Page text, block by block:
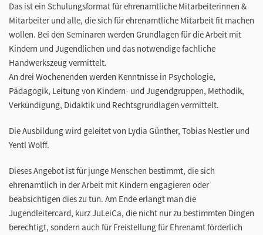
Das ist ein Schulungsformat für ehrenamtliche Mitarbeiterinnen &
Mitarbeiter und alle, die sich für ehrenamtliche Mitarbeit fit machen
wollen. Bei den Seminaren werden Grundlagen für die Arbeit mit
Kindern und Jugendlichen und das notwendige fachliche
Handwerkszeug vermittelt.
An drei Wochenenden werden Kenntnisse in Psychologie,
Pädagogik, Leitung von Kindern- und Jugendgruppen, Methodik,
Verkündigung, Didaktik und Rechtsgrundlagen vermittelt.
Die Ausbildung wird geleitet von Lydia Günther, Tobias Nestler und
Yentl Wolff.
Dieses Angebot ist für junge Menschen bestimmt, die sich
ehrenamtlich in der Arbeit mit Kindern engagieren oder
beabsichtigen dies zu tun. Am Ende erlangt man die
Jugendleitercard, kurz JuLeiCa, die nicht nur zu bestimmten Dingen
berechtigt, sondern auch für Freistellung für Ehrenamt förderlich